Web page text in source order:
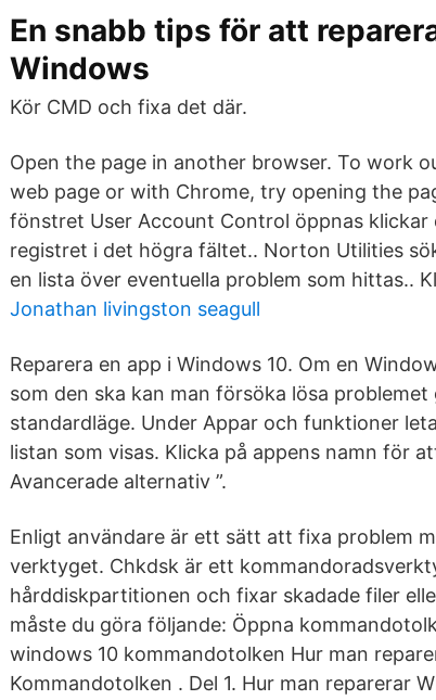
En snabb tips för att
Windows
Kör CMD och fixa det där.
Open the page in another browser. To work
web page or with Chrome, try opening the
fönstret User Account Control öppnas klickar
registret i det högra fältet.. Norton Utilities
en lista över eventuella problem som hittas..
Jonathan livingston seagull
Reparera en app i Windows 10. Om en
som den ska kan man försöka lösa
standardläge. Under Appar och funktioner
listan som visas. Klicka på appens namn för
Avancerade alternativ ”.
Enligt användare är ett sätt att fixa problem
verktyget. Chkdsk är ett
hårddiskpartitionen och fixar skadade filer
måste du göra följande: Öppna
windows 10 kommandotolken Hur man
Kommandotolken . Del 1. Hur man reparerar